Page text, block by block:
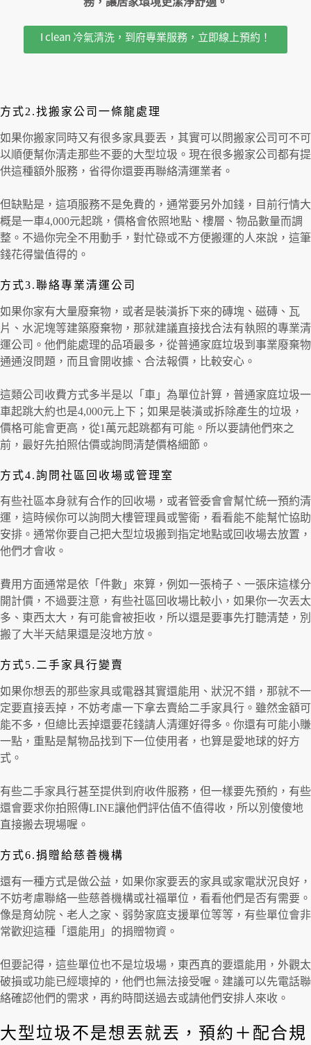
I clean 冷氣清洗，到府專業服務，立即線上預約！
方式2.找搬家公司一條龍處理
如果你搬家同時又有很多家具要丟，其實可以問搬家公司可不可
以順便幫你清走那些不要的大型垃圾。現在很多搬家公司都有提
供這種額外服務，省得你還要再聯絡清運業者。
但缺點是，這項服務不是免費的，通常要另外加錢，目前行情大
概是一車4,000元起跳，價格會依照地點、樓層、物品數量而調
整。不過你完全不用動手，對忙碌或不方便搬運的人來說，這筆
錢花得蠻值得的。
方式3.聯絡專業清運公司
如果你家有大量廢棄物，或者是裝潢拆下來的磚塊、磁磚、瓦
片、水泥塊等建築廢棄物，那就建議直接找合法有執照的專業清
運公司。他們能處理的品項最多，從普通家庭垃圾到事業廢棄物
通通沒問題，而且會開收據、合法報價，比較安心。
這類公司收費方式多半是以「車」為單位計算，普通家庭垃圾一
車起跳大約也是4,000元上下；如果是裝潢或拆除產生的垃圾，
價格可能會更高，從1萬元起跳都有可能。所以要請他們來之
前，最好先拍照估價或詢問清楚價格細節。
方式4.詢問社區回收場或管理室
有些社區本身就有合作的回收場，或者管委會會幫忙統一預約清
運，這時候你可以詢問大樓管理員或警衛，看看能不能幫忙協助
安排。通常你要自己把大型垃圾搬到指定地點或回收場去放置，
他們才會收。
費用方面通常是依「件數」來算，例如一張椅子、一張床這樣分
開計價，不過要注意，有些社區回收場比較小，如果你一次丟太
多、東西太大，有可能會被拒收，所以還是要事先打聽清楚，別
搬了大半天結果還是沒地方放。
方式5.二手家具行變賣
如果你想丟的那些家具或電器其實還能用、狀況不錯，那就不一
定要直接丟掉，不妨考慮一下拿去賣給二手家具行。雖然金額可
能不多，但總比丟掉還要花錢請人清運好得多。你還有可能小賺
一點，重點是幫物品找到下一位使用者，也算是愛地球的好方
式。
有些二手家具行甚至提供到府收件服務，但一樣要先預約，有些
還會要求你拍照傳LINE讓他們評估值不值得收，所以別傻傻地
直接搬去現場喔。
方式6.捐贈給慈善機構
還有一種方式是做公益，如果你家要丟的家具或家電狀況良好，
不妨考慮聯絡一些慈善機構或社福單位，看看他們是否有需要。
像是育幼院、老人之家、弱勢家庭支援單位等等，有些單位會非
常歡迎這種「還能用」的捐贈物資。
但要記得，這些單位也不是垃圾場，東西真的要還能用，外觀太
破損或功能已經壞掉的，他們也無法接受喔。建議可以先電話聯
絡確認他們的需求，再約時間送過去或請他們安排人來收。
大型垃圾不是想丟就丟，預約＋配合規